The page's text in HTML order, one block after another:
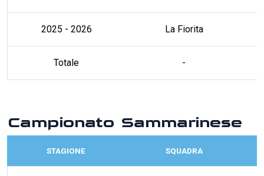
2025 - 2026 La Fiorita
Totale -
Campionato Sammarinese
STAGIONE SQUADRA